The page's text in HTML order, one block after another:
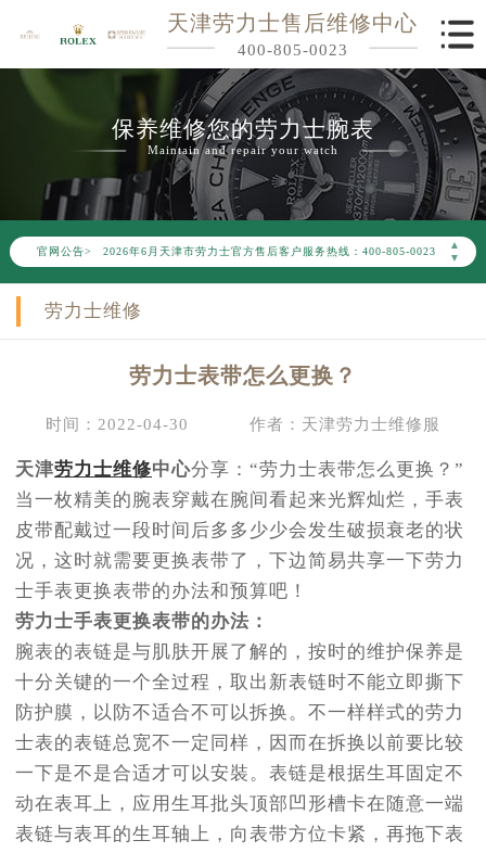
天津劳力士售后维修中心
400-805-0023
保养维修您的劳力士腕表
Maintain and repair your watch
官网公告>
▲
▼
2026年6月劳力士天津市售后服务网络优化升级公告
2026年6月天津市劳力士官方售后客户服务热线：400-805-0023
2026年6月劳力士售后服务中心最新网点地址：
节假日正常营业！
劳力士维修
劳力士表带怎么更换？
时间：2022-04-30 作者：天津劳力士维修服
天津劳力士维修中心分享：“劳力士表带怎么更换？”
当一枚精美的腕表穿戴在腕间看起来光辉灿烂，手表
皮带配戴过一段时间后多多少少会发生破损衰老的状
况，这时就需要更换表带了，下边简易共享一下劳力
士手表更换表带的办法和预算吧！
劳力士手表更换表带的办法：
腕表的表链是与肌肤开展了解的，按时的维护保养是
十分关键的一个全过程，取出新表链时不能立即撕下
防护膜，以防不适合不可以拆换。不一样样式的劳力
士表的表链总宽不一定同样，因而在拆换以前要比较
一下是不是合适才可以安裝。表链是根据生耳固定不
动在表耳上，应用生耳批头顶部凹形槽卡在随意一端
表链与表耳的生耳轴上，向表带方位卡紧，再拖下表